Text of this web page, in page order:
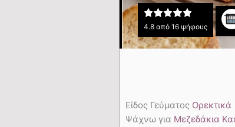
4.8από 16ψήφους
Είδος Γεύματος Ορεκτικά
Ψάχνω για Μεζεδάκια